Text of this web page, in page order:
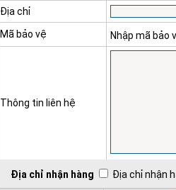
Địa chỉ
Mã bảo vệ
Nhập mã bảo
Thông tin liên hệ
Địa chỉ nhận hàng Địa chỉ nhận